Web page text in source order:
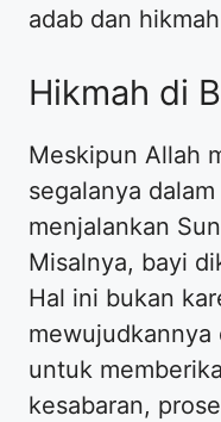
adab dan
Hikmah di
Meskipun Allah
segalanya
menjalankan
Misalnya, bayi
Hal ini bukan
mewujudkannya
untuk
kesabaran,